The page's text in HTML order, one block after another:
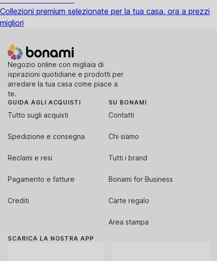
Collezioni premium selezionate per la tua casa, ora a prezzi
migliori
Negozio online con migliaia di
ispirazioni quotidiane e prodotti per
arredare la tua casa come piace a
te.
GUIDA AGLI ACQUISTI
Tutto sugli acquisti
Spedizione e consegna
Reclami e resi
Pagamento e fatture
Crediti
SU BONAMI
Contatti
Chi siamo
Tutti i brand
Bonami for Business
Carte regalo
Area stampa
SCARICA LA NOSTRA APP